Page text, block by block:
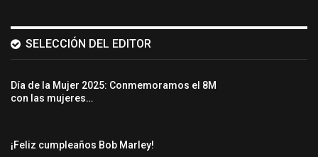
SELECCIÓN DEL EDITOR
Día de la Mujer 2025: Conmemoramos el 8M
con las mujeres…
¡Feliz cumpleaños Bob Marley!